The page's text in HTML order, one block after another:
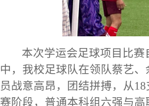
本次学运会足球项目比
中，我校足球队在领队蔡艺
员战意高昂，团结拼搏，从18
赛阶段， 普通本科组 六强与高